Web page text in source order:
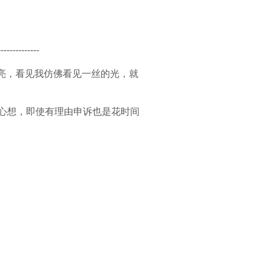
，看见我仿佛看见一丝的光，就
想，即使有理由申诉也是花时间